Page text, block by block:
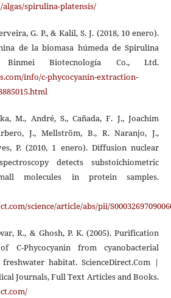
spirulina-platensis/
G. P., & Kalil, S. J. (2018, 10 enero).
de la biomasa húmeda de Spirulina
Binmei Biotecnología Co., Ltd.
info/c-phycocyanin-extraction-
M., André, S., Cañada, F. J., Joachim
J., Mellström, B., R. Naranjo, J.,
P. (2010, 1 enero). Diffusion nuclear
detects substoichiometric
molecules in protein samples.
science/article/abs/pii/
R., & Ghosh, P. K. (2005). Purification
C-Phycocyanin from cyanobacterial
habitat. ScienceDirect.Com |
Journals, Full Text Articles and Books.